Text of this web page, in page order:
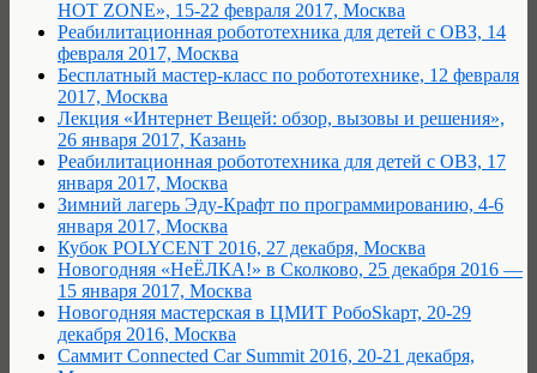
HOT ZONE», 15-22 февраля 2017, Москва
Реабилитационная робототехника для детей с ОВЗ, 14
февраля 2017, Москва
Бесплатный мастер-класс по робототехнике, 12 февраля
2017, Москва
Лекция «Интернет Вещей: обзор, вызовы и решения»,
26 января 2017, Казань
Реабилитационная робототехника для детей с ОВЗ, 17
января 2017, Москва
Зимний лагерь Эду-Крафт по программированию, 4-6
января 2017, Москва
Кубок POLYCENT 2016, 27 декабря, Москва
Новогодняя «НеЁЛКА!» в Сколково, 25 декабря 2016 —
15 января 2017, Москва
Новогодняя мастерская в ЦМИТ РобоSkарт, 20-29
декабря 2016, Москва
Саммит Connected Car Summit 2016, 20-21 декабря,